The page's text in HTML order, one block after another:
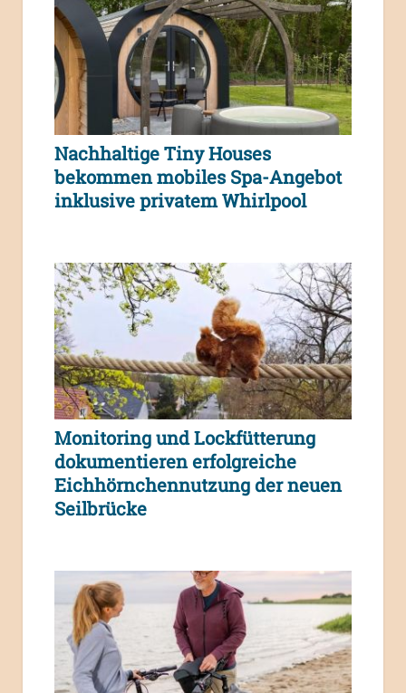
Nachhaltige Tiny Houses
bekommen mobiles Spa-Angebot
inklusive privatem Whirlpool
Monitoring und Lockfütterung
dokumentieren erfolgreiche
Eichhörnchennutzung der neuen
Seilbrücke